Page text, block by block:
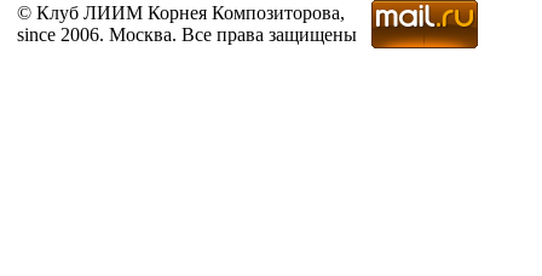
© Клуб ЛИИМ Корнея Композиторова,
since 2006. Москва. Все права защищены